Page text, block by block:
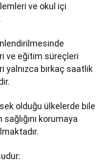
ve okul içi
ve eğitim süreçleri
yalnızca birkaç saatlik
olduğu ülkelerde bile
korumaya